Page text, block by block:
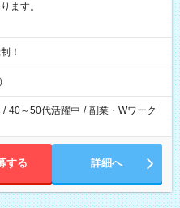
ます。
！
/ 40～50代活躍中 / 副業・Wワーク
する 詳細へ